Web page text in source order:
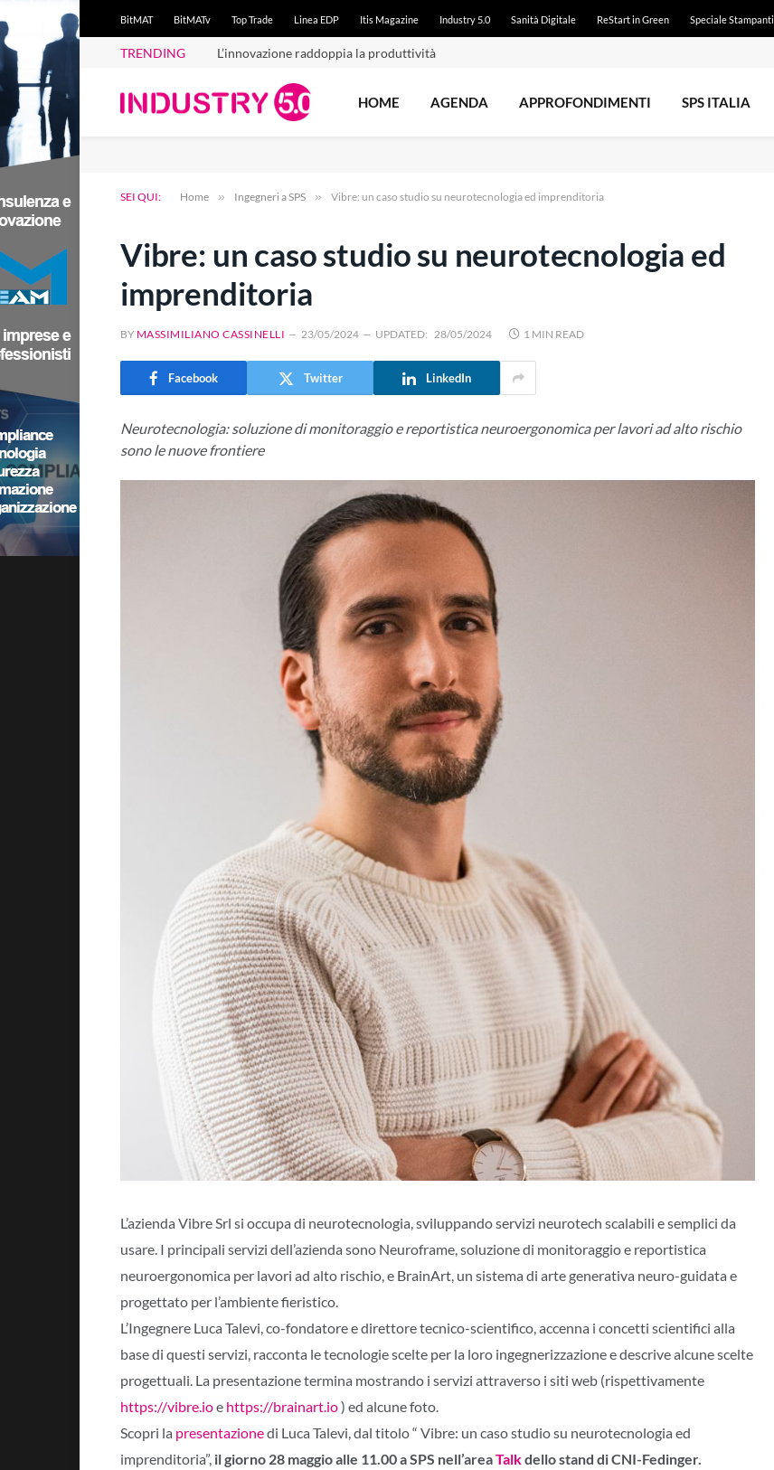
BitMAT BitMATv Top Trade Linea EDP Itis Magazine Industry 5.0 Sanità Digitale ReStart in Green Speciale Stampanti
TRENDING L’innovazione raddoppia la produttività
HOME AGENDA APPROFONDIMENTI SPS ITALIA
SEI QUI: Home » Ingegneri a SPS » Vibre: un caso studio su neurotecnologia ed imprenditoria
Vibre: un caso studio su neurotecnologia ed
imprenditoria
BY MASSIMILIANO CASSINELLI 23/05/2024 UPDATED: 28/05/2024 1 MIN READ
Facebook Twitter LinkedIn
Neurotecnologia: soluzione di monitoraggio e reportistica neuroergonomica per lavori ad alto rischio
sono le nuove frontiere
L’azienda Vibre Srl si occupa di neurotecnologia, sviluppando servizi neurotech scalabili e semplici da
usare. I principali servizi dell’azienda sono Neuroframe, soluzione di monitoraggio e reportistica
neuroergonomica per lavori ad alto rischio, e BrainArt, un sistema di arte generativa neuro-guidata e
progettato per l’ambiente fieristico.
L’Ingegnere Luca Talevi, co-fondatore e direttore tecnico-scientifico, accenna i concetti scientifici alla
base di questi servizi, racconta le tecnologie scelte per la loro ingegnerizzazione e descrive alcune scelte
progettuali. La presentazione termina mostrando i servizi attraverso i siti web (rispettivamente
https://vibre.ioe https://brainart.io) ed alcune foto.
Scopri la presentazionedi Luca Talevi, dal titolo “ Vibre: un caso studio su neurotecnologia ed
imprenditoria”, il giorno 28 maggio alle 11.00 a SPS nell’areaTalkdello stand di CNI-Fedinger.